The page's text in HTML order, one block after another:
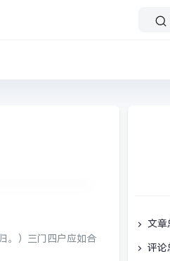
。）三门四户应如合
文章
评论